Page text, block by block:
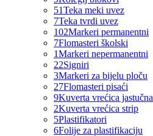
51Teka meki uvez
7Teka tvrdi uvez
102Markeri permanentni
7Flomasteri školski
1Markeri nepermanentni
22Signiri
3Markeri za bijelu ploču
27Flomasteri pisaći
9Kuverta vrećica jastučna
2Kuverta vrećica strip
5Plastifikatori
6Folije za plastifikaciju